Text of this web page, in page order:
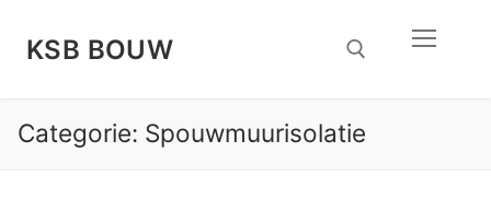
naar
inhoud
KSB BOUW
Zoeken naar:
Categorie: Spouwmuurisolatie